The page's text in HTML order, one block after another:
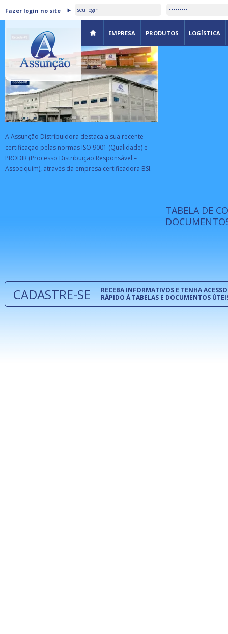
Fazer login no site
EMPRESA PRODUTOS LOGÍSTICA
ASSUNÇÃO DISTRIBUIDORA É
CERTIFICADA PELA BSI
A Assunção Distribuidora destaca a sua recente
certificação pelas normas ISO 9001 (Qualidade) e
PRODIR (Processo Distribuição Responsável –
Associquim), através da empresa certificadora BSI.
ISO 9001:
A
TABELA DE
CADASTRE-SE
RECEBA INFORMATIVOS E TENHA ACESSO
RÁPIDO À TABELAS E DOCUMENTOS